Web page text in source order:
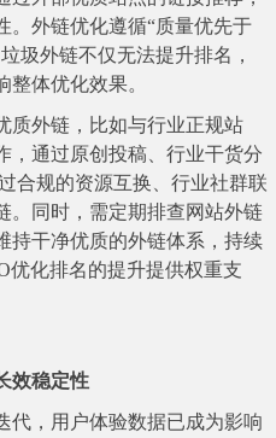
。外链优化遵循“质量优先于
圾外链不仅无法提升排名，
体优化效果。
外链，比如与行业正规站
，通过原创投稿、行业干货分
合规的资源互换、行业社群联
。同时，需定期排查网站外链
持干净优质的外链体系，持续
优化排名的提升提供权重支
效稳定性
，用户体验数据已成为影响